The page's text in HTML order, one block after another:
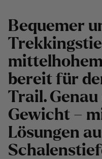
Bequemer
bereit für
Trail.
Gewicht –
Lösungen